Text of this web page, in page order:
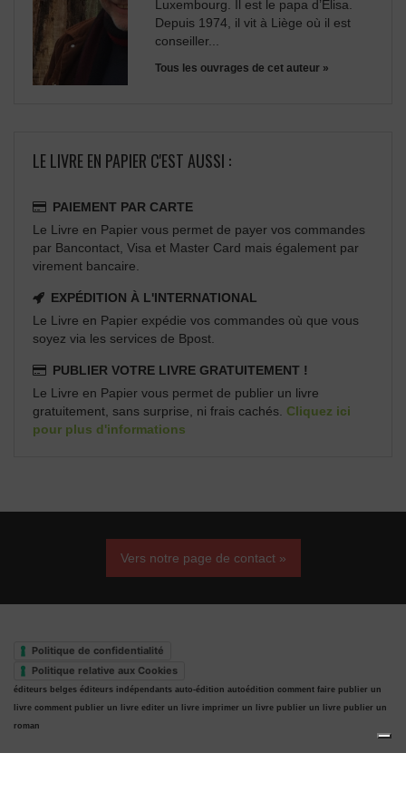
Luxembourg. Il est le papa d’Elisa.
Depuis 1974, il vit à Liège où il est
conseiller...
Tous les ouvrages de cet auteur »
LE LIVRE EN PAPIER C'EST AUSSI :
PAIEMENT PAR CARTE
Le Livre en Papier vous permet de payer vos commandes
par Bancontact, Visa et Master Card mais également par
virement bancaire.
EXPÉDITION À L'INTERNATIONAL
Le Livre en Papier expédie vos commandes où que vous
soyez via les services de Bpost.
PUBLIER VOTRE LIVRE GRATUITEMENT !
Le Livre en Papier vous permet de publier un livre
gratuitement, sans surprise, ni frais cachés. Cliquez ici
pour plus d'informations
Vers notre page de contact »
Politique de confidentialité
Politique relative aux Cookies
éditeurs belges éditeurs indépendants auto-édition autoédition comment faire publier un
livre comment publier un livre editer un livre imprimer un livre publier un livre publier un
roman